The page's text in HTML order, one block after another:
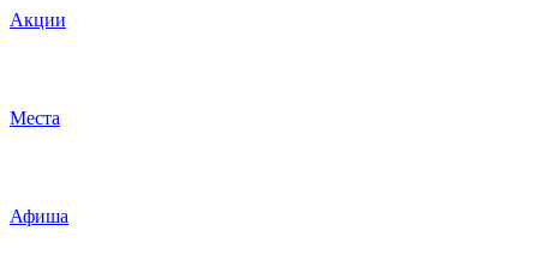
Акции
Места
Афиша